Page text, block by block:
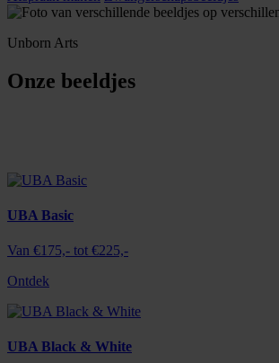
Unborn Arts
Onze beeldjes
UBA Basic
Van €175,- tot €225,-
Ontdek
UBA Black & White